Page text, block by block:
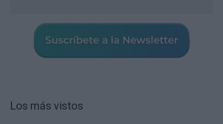
Los más vistos